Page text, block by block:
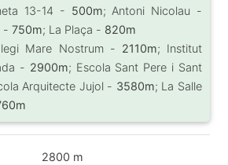
13-14 - 500m; Antoni Nicolau -
- 750m; La Plaça - 820m
Mare Nostrum - 2110m; Institut
- 2900m; Escola Sant Pere i Sant
Arquitecte Jujol - 3580m; La Salle
2800 m